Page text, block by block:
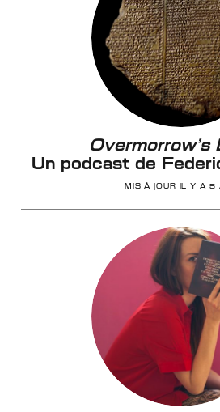
Overmorrow’s
Un podcast de
MIS À JOUR IL Y A 5